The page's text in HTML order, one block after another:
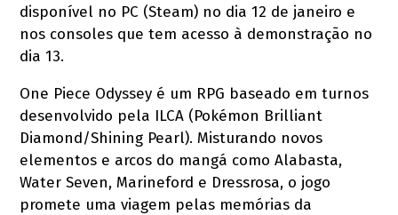
disponível no PC (Steam) no dia 12 de janeiro e
nos consoles que tem acesso à demonstração no
dia 13.
One Piece Odyssey é um RPG baseado em turnos
desenvolvido pela ILCA (Pokémon Brilliant
Diamond/Shining Pearl). Misturando novos
elementos e arcos do mangá como Alabasta,
Water Seven, Marineford e Dressrosa, o jogo
promete uma viagem pelas memórias da